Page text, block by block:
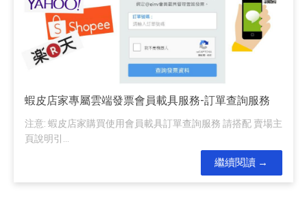
蝦皮店家專屬雲端發票會員載具服務-訂單查詢服務
注意: 蝦皮店家購買使用會員載具訂單查詢服務 請搭配 賣場主
頁說明引...
繼續閱讀